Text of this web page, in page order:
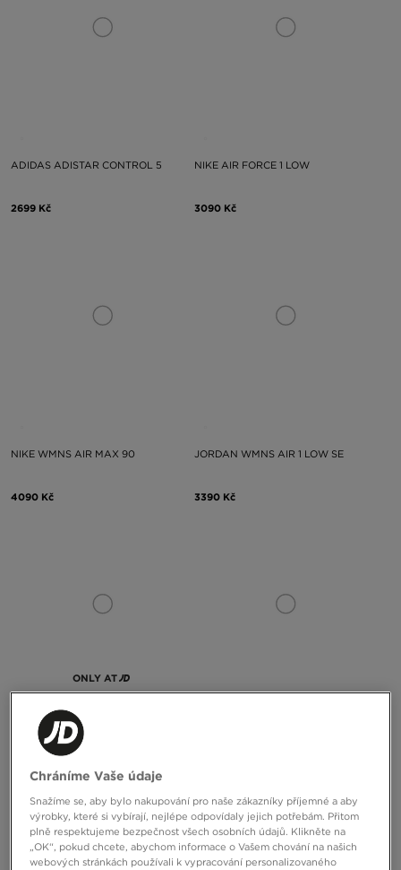
ADIDAS ADISTAR CONTROL 5
2699 Kč
NIKE AIR FORCE 1 LOW
3090 Kč
NIKE WMNS AIR MAX 90
4090 Kč
JORDAN WMNS AIR 1 LOW SE
3390 Kč
ONLY AT
ADIDAS HANDBALL SPEZIAL W
2699 Kč
Chráníme Vaše údaje
Snažíme se, aby bylo nakupování pro naše zákazníky příjemné a aby
výrobky, které si vybírají, nejlépe odpovídaly jejich potřebám. Přitom
plně respektujeme bezpečnost všech osobních údajů. Klikněte na
„OK“, pokud chcete, abychom informace o Vašem chování na našich
webových stránkách používali k vypracování personalizovaného